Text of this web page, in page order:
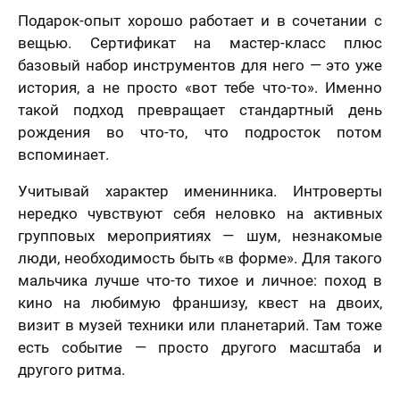
Подарок-опыт хорошо работает и в сочетании с
вещью. Сертификат на мастер-класс плюс
базовый набор инструментов для него — это уже
история, а не просто «вот тебе что-то». Именно
такой подход превращает стандартный день
рождения во что-то, что подросток потом
вспоминает.
Учитывай характер именинника. Интроверты
нередко чувствуют себя неловко на активных
групповых мероприятиях — шум, незнакомые
люди, необходимость быть «в форме». Для такого
мальчика лучше что-то тихое и личное: поход в
кино на любимую франшизу, квест на двоих,
визит в музей техники или планетарий. Там тоже
есть событие — просто другого масштаба и
другого ритма.
Ваш номер телефона
Нажимая кнопку «Заказать портрет» и отправляя
свои данные, я соглашаюсь с
политикой
конфиденциальности
Нажимая кнопку «Заказать портрет», я даю свое
согласие на обработку моих персональных
данных, в соответствии с Федеральным законом
от 27.07.2006 года №152-ФЗ «О персональных
данных», на условиях и для целей, определенных в
Согласии на обработку персональных данных
На свадьбу
На годовщину
В течение
недели
В течение 1-3
недель
В течение
месяца
Пока не знаю
2 лица
40 х 50 см
и
свои
я
я даю
на
в
Имя*
Ваш номер телефона *
Оставить отзыв
Я согласен с Политикой конфиденциальности